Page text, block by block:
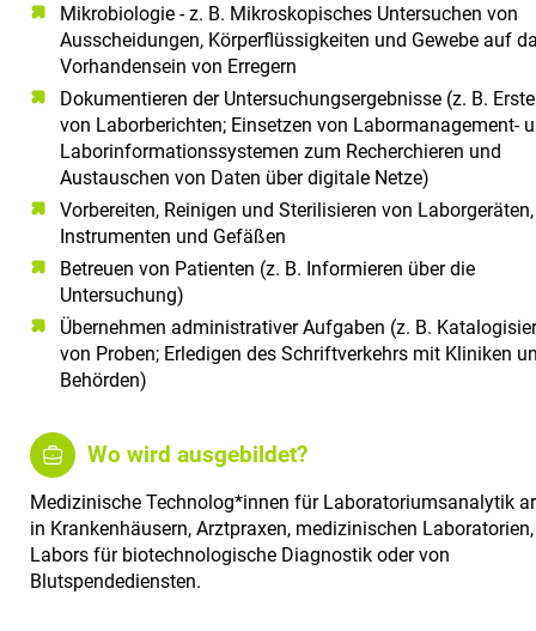
Mikrobiologie - z. B. Mikroskopisches Untersuchen von
Ausscheidungen, Körperflüssigkeiten und Gewebe auf
Vorhandensein von Erregern
Dokumentieren der Untersuchungsergebnisse (z. B.
von Laborberichten; Einsetzen von Labormanagement-
Laborinformationssystemen zum Recherchieren und
Austauschen von Daten über digitale Netze)
Vorbereiten, Reinigen und Sterilisieren von Laborgeräten,
Instrumenten und Gefäßen
Betreuen von Patienten (z. B. Informieren über die
Untersuchung)
Übernehmen administrativer Aufgaben (z. B.
von Proben; Erledigen des Schriftverkehrs mit Kliniken
Behörden)
Wo wird ausgebildet?
Medizinische Technolog*innen für Laboratoriumsanalytik
in Krankenhäusern, Arztpraxen, medizinischen
Labors für biotechnologische Diagnostik oder von
Blutspendediensten.